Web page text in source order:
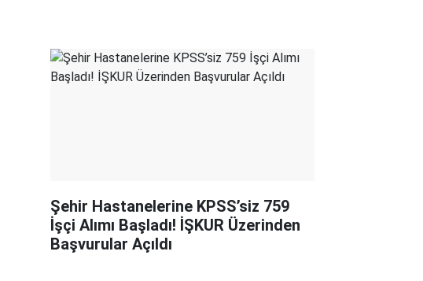
Şehir Hastanelerine KPSS’siz 759
İşçi Alımı Başladı! İŞKUR Üzerinden
Başvurular Açıldı